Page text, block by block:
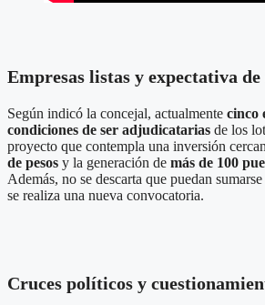
Empresas listas y expectativa
Según indicó la concejal, actualmente cinco
condiciones de ser adjudicatarias de los
proyecto que contempla una inversión
de pesos y la generación de más de 100
Además, no se descarta que puedan
se realiza una nueva convocatoria.
Cruces políticos y